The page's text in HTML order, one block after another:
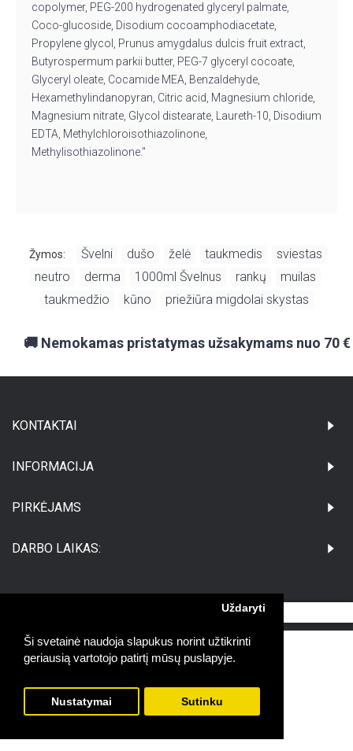
Ši svetainė naudoja slapukus norint užtikrinti
geriausią vartotojo patirtį mūsų puslapyje.
Uždaryti
Nustatymai Sutinku
copolymer, PEG-200 hydrogenated glyceryl palmate,
Coco-glucoside, Disodium cocoamphodiacetate,
Propylene glycol, Prunus amygdalus dulcis fruit extract,
Butyrospermum parkii butter, PEG-7 glyceryl cocoate,
Glyceryl oleate, Cocamide MEA, Benzaldehyde,
Hexamethylindanopyran, Citric acid, Magnesium chloride,
Magnesium nitrate, Glycol distearate, Laureth-10, Disodium
EDTA, Methylchloroisothiazolinone,
Methylisothiazolinone."
Žymos: Švelni dušo želė taukmedis sviestas
neutro derma 1000ml Švelnus rankų muilas
taukmedžio kūno priežiūra migdolai skystas
🚚 Nemokamas pristatymas užsakymams nuo 70 €
KONTAKTAI
INFORMACIJA
PIRKĖJAMS
DARBO LAIKAS:
©Visos teisės saugomos UAB Medikatus